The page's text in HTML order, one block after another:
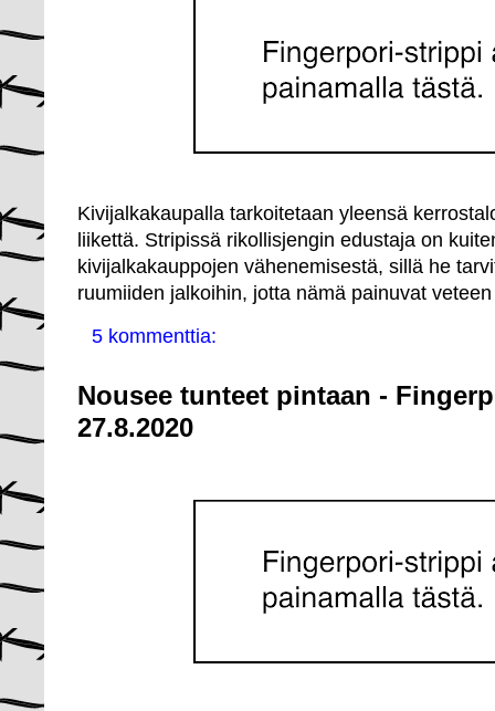
Kivijalkakaupalla tarkoitetaan yleensä
liikettä. Stripissä rikollisjengin edustaja on
kivijalkakauppojen vähenemisestä, sillä he
ruumiiden jalkoihin, jotta nämä painuvat
5 kommenttia:
Nousee tunteet pintaan -
27.8.2020